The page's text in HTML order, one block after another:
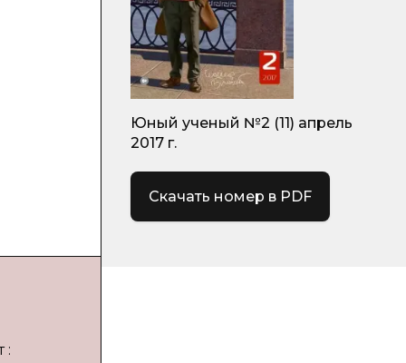
:
Юный ученый №2 (11) апрель
2017 г.
Скачать номер в PDF